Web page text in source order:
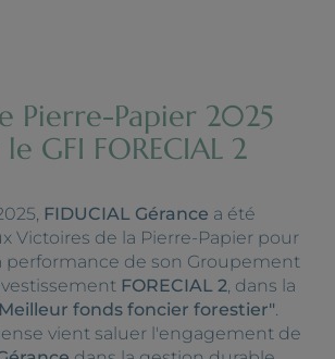
Pierre-Papier 2025
GFI FORECIAL 2
FIDUCIAL Gérance a été
Victoires de la Pierre-Papier pour
performance de son Groupement
FORECIAL 2, dans la
fonds foncier forestier".
vient saluer l'engagement de